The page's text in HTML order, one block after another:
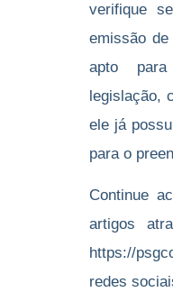
verifique
emissão
apto
legislação,
ele já
para o
Continue
artigos
https://
redes